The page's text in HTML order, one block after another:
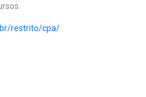
restrito/cpa/